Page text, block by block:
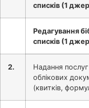
списків (1
Редагування
списків (1
2.
Надання
облікових
(квитків,